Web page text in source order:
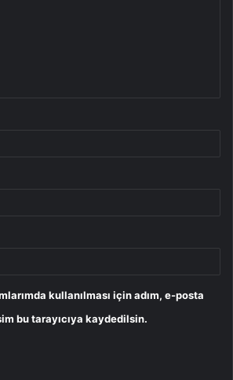
kullanılması için adım, e-posta
bu tarayıcıya kaydedilsin.